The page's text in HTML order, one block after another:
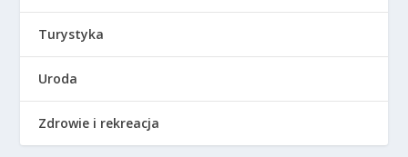
Turystyka
Uroda
Zdrowie i rekreacja